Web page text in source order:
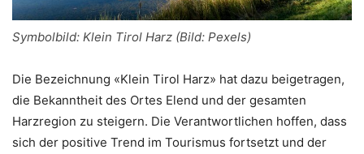
Symbolbild: Klein Tirol Harz (Bild: Pexels)
Die Bezeichnung «Klein Tirol Harz» hat dazu beigetragen,
die Bekanntheit des Ortes Elend und der gesamten
Harzregion zu steigern. Die Verantwortlichen hoffen, dass
sich der positive Trend im Tourismus fortsetzt und der